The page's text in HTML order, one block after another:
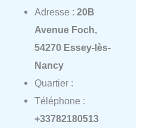
Adresse : 20B
Avenue Foch,
54270 Essey-lès-
Nancy
Quartier :
Téléphone :
+33782180513